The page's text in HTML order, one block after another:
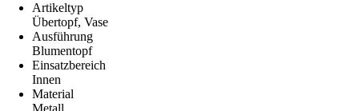
Artikeltyp
Übertopf, Vase
Ausführung
Blumentopf
Einsatzbereich
Innen
Material
Metall